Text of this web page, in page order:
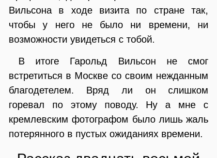
Вильсона в ходе визита по стране так,
чтобы у него не было ни времени, ни
возможности увидеться с тобой.
В итоге Гарольд Вильсон не смог
встретиться в Москве со своим нежданным
благодетелем. Вряд ли он слишком
горевал по этому поводу. Ну а мне с
кремлевским фотографом было лишь жаль
потерянного в пустых ожиданиях времени.